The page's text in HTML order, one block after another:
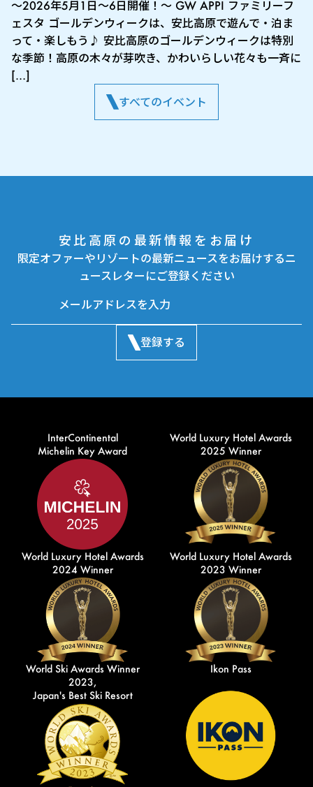
～2026年5月1日～6日開催！～ GW APPI ファミリーフ
ェスタ ゴールデンウィークは、安比高原で遊んで・泊ま
って・楽しもう♪ 安比高原のゴールデンウィークは特別
な季節！高原の木々が芽吹き、かわいらしい花々も一斉に
[…]
すべてのイベント
安比高原の最新情報をお届け
限定オファーやリゾートの最新ニュースをお届けするニ
ュースレターにご登録ください
登録する
InterContinental
Michelin Key Award
World Luxury Hotel Awards
2025 Winner
World Luxury Hotel Awards
2024 Winner
World Luxury Hotel Awards
2023 Winner
World Ski Awards Winner
2023,
Japan's Best Ski Resort
Ikon Pass